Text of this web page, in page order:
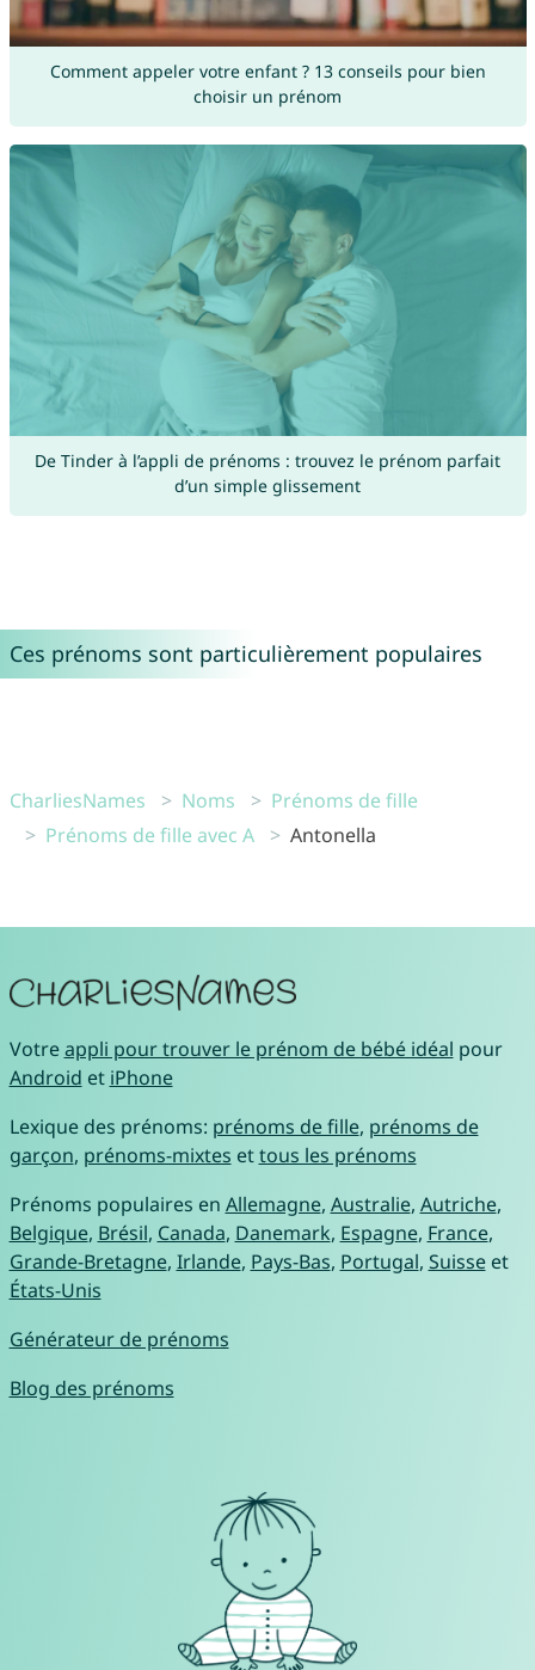
Comment appeler votre enfant ? 13 conseils pour bien
choisir un prénom
De Tinder à l’appli de prénoms : trouvez le prénom parfait
d’un simple glissement
Ces prénoms sont particulièrement populaires
CharliesNames Noms
Prénoms de fille
Prénoms de fille avec A
Antonella
Votreappli pour trouver le prénom de bébé idéal pour
Android et iPhone
Lexique des prénoms: prénoms de fille, prénoms de
garçon, prénoms-mixtes ettous les prénoms
Prénoms populaires en Allemagne, Australie, Autriche,
Belgique, Brésil, Canada, Danemark, Espagne, France,
Grande-Bretagne, Irlande, Pays-Bas, Portugal, Suisseet
États-Unis
Générateur de prénoms
Blog des prénoms